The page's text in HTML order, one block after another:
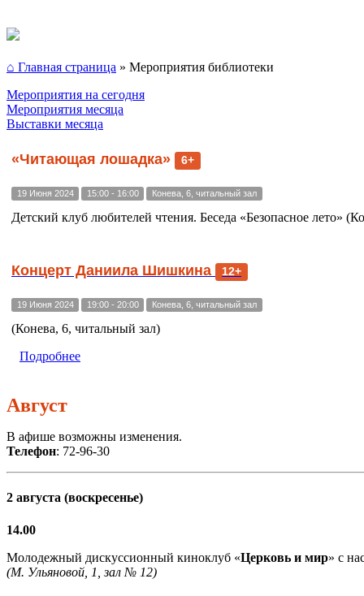
⌂ Главная страница » Мероприятия библиотеки
Мероприятия на сегодня
Мероприятия месяца
Выставки месяца
«Читающая лошадка» 6+
19 Июня 2024 15:00 - 16:00 Конева, 6, читальный зал
Детский клуб любителей чтения. Беседа «Безопасное лето»
Концерт Даниила Шишкина 12+
19 Июня 2024 19:00 - 20:00 Конева, 6, читальный зал
(Конева, 6, читальный зал)
Подробнее
Август
В афише возможны изменения.
Телефон: 72-96-30
2 августа (воскресенье)
14.00
Молодежный дискуссионный киноклуб «Церковь и мир» с
(М. Ульяновой, 1, зал № 12)